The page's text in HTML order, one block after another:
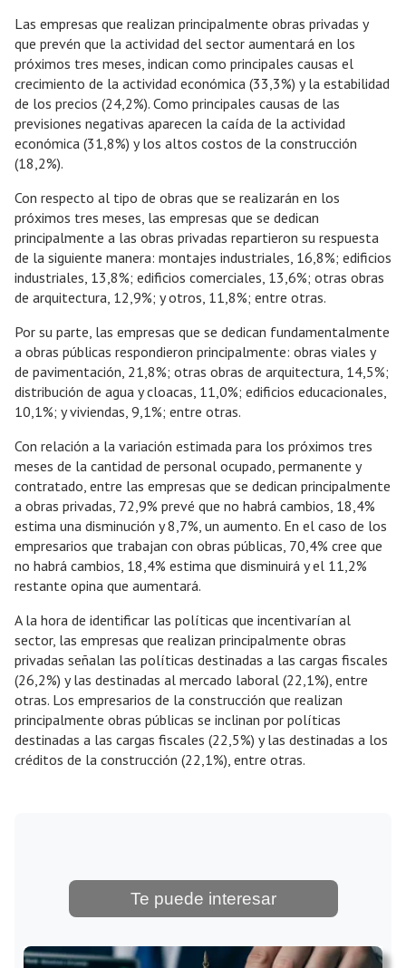
Las empresas que realizan principalmente obras privadas y
que prevén que la actividad del sector aumentará en los
próximos tres meses, indican como principales causas el
crecimiento de la actividad económica (33,3%) y la estabilidad
de los precios (24,2%). Como principales causas de las
previsiones negativas aparecen la caída de la actividad
económica (31,8%) y los altos costos de la construcción
(18,2%).
Con respecto al tipo de obras que se realizarán en los
próximos tres meses, las empresas que se dedican
principalmente a las obras privadas repartieron su respuesta
de la siguiente manera: montajes industriales, 16,8%; edificios
industriales, 13,8%; edificios comerciales, 13,6%; otras obras
de arquitectura, 12,9%; y otros, 11,8%; entre otras.
Por su parte, las empresas que se dedican fundamentalmente
a obras públicas respondieron principalmente: obras viales y
de pavimentación, 21,8%; otras obras de arquitectura, 14,5%;
distribución de agua y cloacas, 11,0%; edificios educacionales,
10,1%; y viviendas, 9,1%; entre otras.
Con relación a la variación estimada para los próximos tres
meses de la cantidad de personal ocupado, permanente y
contratado, entre las empresas que se dedican principalmente
a obras privadas, 72,9% prevé que no habrá cambios, 18,4%
estima una disminución y 8,7%, un aumento. En el caso de los
empresarios que trabajan con obras públicas, 70,4% cree que
no habrá cambios, 18,4% estima que disminuirá y el 11,2%
restante opina que aumentará.
A la hora de identificar las políticas que incentivarían al
sector, las empresas que realizan principalmente obras
privadas señalan las políticas destinadas a las cargas fiscales
(26,2%) y las destinadas al mercado laboral (22,1%), entre
otras. Los empresarios de la construcción que realizan
principalmente obras públicas se inclinan por políticas
destinadas a las cargas fiscales (22,5%) y las destinadas a los
créditos de la construcción (22,1%), entre otras.
Te puede interesar